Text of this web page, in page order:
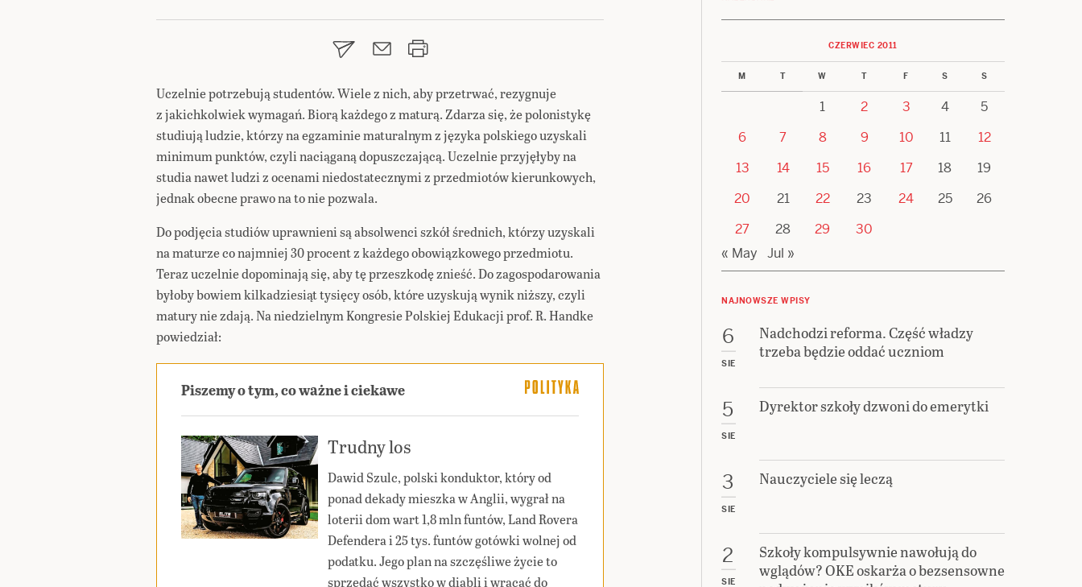
Uczelnie potrzebują studentów. Wiele z nich, aby przetrwać, rezygnuje
z jakichkolwiek wymagań. Biorą każdego z maturą. Zdarza się, że polonistykę
studiują ludzie, którzy na egzaminie maturalnym z języka polskiego uzyskali
minimum punktów, czyli naciąganą dopuszczającą. Uczelnie przyjęłyby na
studia nawet ludzi z ocenami niedostatecznymi z przedmiotów kierunkowych,
jednak obecne prawo na to nie pozwala.
Do podjęcia studiów uprawnieni są absolwenci szkół średnich, którzy uzyskali
na maturze co najmniej 30 procent z każdego obowiązkowego przedmiotu.
Teraz uczelnie dopominają się, aby tę przeszkodę znieść. Do zagospodarowania
byłoby bowiem kilkadziesiąt tysięcy osób, które uzyskują wynik niższy, czyli
matury nie zdają. Na niedzielnym Kongresie Polskiej Edukacji prof. R. Handke
powiedział:
Piszemy o tym, co ważne i ciekawe
Trudny los
Dawid Szulc, polski konduktor, który od
ponad dekady mieszka w Anglii, wygrał na
loterii dom wart 1,8 mln funtów, Land Rovera
Defendera i 25 tys. funtów gotówki wolnej od
podatku. Jego plan na szczęśliwe życie to
sprzedać wszystko w diabli i wracać do
CZERWIEC 2011
M T W T F S S
1 2 3 4
5
6
7 8 9 10 11
12
13
14 15 16 17 18
19
20
21 22 23 24 25
26
27
28 29
30
« May
Jul »
NAJNOWSZE WPISY
6
SIE
Nadchodzi reforma. Część władzy
trzeba będzie oddać uczniom
5
SIE
Dyrektor szkoły dzwoni do emerytki
3
SIE
Nauczyciele się leczą
2
SIE
Szkoły kompulsywnie nawołują do
wglądów? OKE oskarża o bezsensowne